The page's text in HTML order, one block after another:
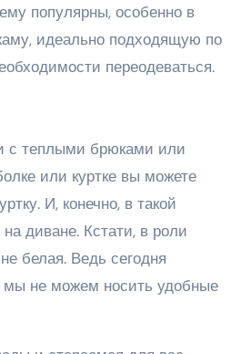
популярны, особенно в
идеально подходящую по
переодеваться.
с теплыми брюками или
или куртке вы можете
И, конечно, в такой
диване. Кстати, в роли
белая. Ведь сегодня
мы не можем носить удобные